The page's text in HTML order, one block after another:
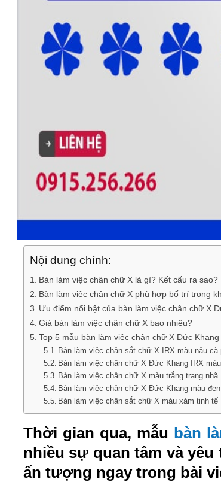
Nội dung chính:
Bàn làm việc chân chữ X là gì? Kết cấu ra sao?
Bàn làm việc chân chữ X phù hợp bố trí trong
Ưu điểm nổi bật của bàn làm việc chân chữ X
Giá bàn làm việc chân chữ X bao nhiêu?
Top 5 mẫu bàn làm việc chân chữ X Đức
Bàn làm việc chân sắt chữ X IRX màu nâu cà
Bàn làm việc chân chữ X Đức Khang IRX
Bàn làm việc chân chữ X màu trắng trang nhã
Bàn làm việc chân chữ X Đức Khang màu
Bàn làm việc chân sắt chữ X màu xám tinh tế
Thời gian qua, mẫu bàn
nhiều sự quan tâm và
ấn tượng ngay trong bài